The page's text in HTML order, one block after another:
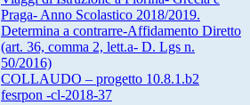
Praga- Anno Scolastico 2018/2019.
Determina a contrarre-Affidamento Diretto
(art. 36, comma 2, lett.a- D. Lgs n.
50/2016)
COLLAUDO – progetto 10.8.1.b2
fesrpon -cl-2018-37